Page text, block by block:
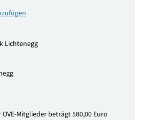
Lichtenegg
Mitglieder beträgt 580,00 Euro